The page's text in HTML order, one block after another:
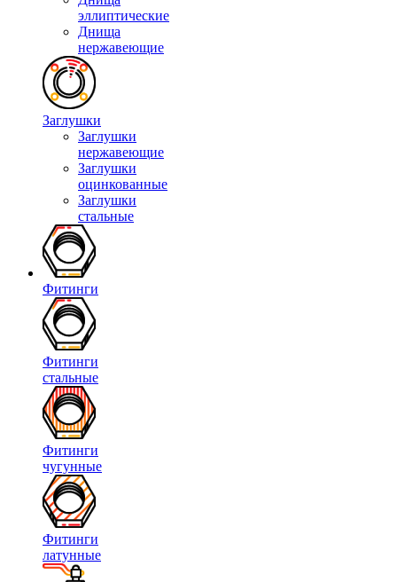
эллиптические
Днища
нержавеющие
Заглушки
Заглушки
нержавеющие
Заглушки
оцинкованные
Заглушки
стальные
Фитинги
Фитинги
стальные
Фитинги
чугунные
Фитинги
латунные